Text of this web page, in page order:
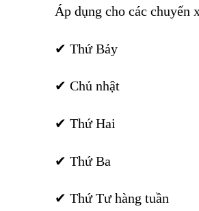
Áp dụng cho các chuyến
✔ Thứ Bảy
✔ Chủ nhật
✔ Thứ Hai
✔ Thứ Ba
✔ Thứ Tư hàng tuần